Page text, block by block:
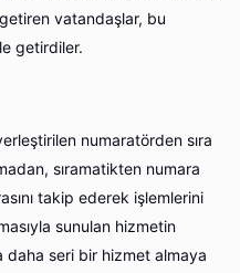
vatandaşlar, bu
getirdiler.
numaratörden sıra
sıramatikten numara
takip ederek işlemlerini
sunulan hizmetin
daha seri bir hizmet almaya